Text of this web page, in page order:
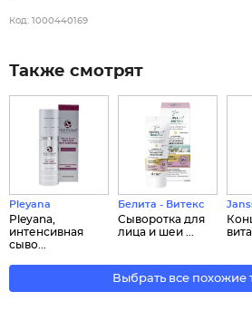
Код: 1000440169
Также смотрят
Pleyana
Pleyana,
интенсивная
сыво...
Белита - Витекс
Сыворотка для
лица и шеи ...
Выбрать все похожие